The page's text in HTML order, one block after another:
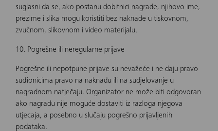
suglasni da se, ako postanu dobitnici nagrade, njihovo ime,
prezime i slika mogu koristiti bez naknade u tiskovnom,
zvučnom, slikovnom i video materijalu.
10. Pogrešne ili neregularne prijave
Pogrešne ili nepotpune prijave su nevažeće i ne daju pravo
sudionicima pravo na naknadu ili na sudjelovanje u
nagradnom natječaju. Organizator ne može biti odgovoran
ako nagradu nije moguće dostaviti iz razloga njegova
utjecaja, a posebno u slučaju pogrešno prijavljenih
podataka.